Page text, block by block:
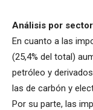
Análisis por
En cuanto a las
(25,4% del total)
petróleo y
las de carbón y
Por su parte, las